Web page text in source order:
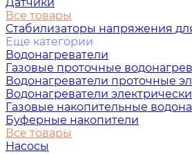
Все товары
Стабилизаторы напряжения
Еще категории
Водонагреватели
Газовые проточные
Водонагреватели проточные
Водонагреватели
Газовые накопительные
Буферные накопители
Все товары
Насосы